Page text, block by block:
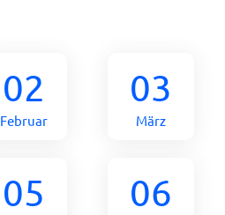
02
Februar
03
März
05 06